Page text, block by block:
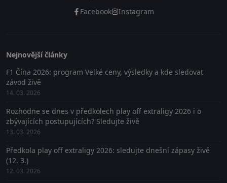
Facebook Instagram
Nejnovější články
F1 Čína 2026: program Velké ceny, výsledky a kde sledovat
závod živě
14. 03. 2026
Rozhodne se dnes v předkolech play off extraligy 2026 i o
zbývajících postupujících? Sledujte živě
13. 03. 2026
Předkola play off extraligy 2026: sledujte dnešní zápasy živě
(12. 3.)
12. 03. 2026